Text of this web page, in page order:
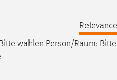
wählen Person/Raum: Bitte